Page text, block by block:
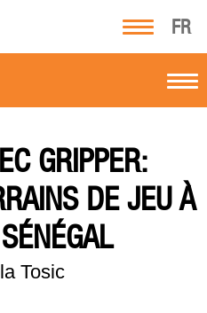
FR
GRIPPER:
DE JEU À
Tosic